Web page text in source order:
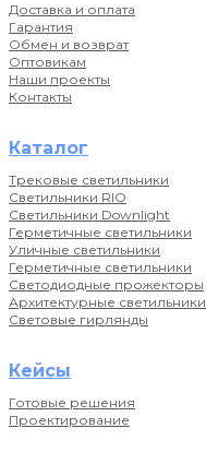
Доставка и оплата
Гарантия
Обмен и возврат
Оптовикам
Наши проекты
Контакты
Каталог
Трековые светильники
Светильники RIO
Светильники Downlight
Герметичные светильники
Уличные светильники
Герметичные светильники
Светодиодные прожекторы
Архитектурные светильники
Световые гирлянды
Кейсы
Готовые решения
Проектирование